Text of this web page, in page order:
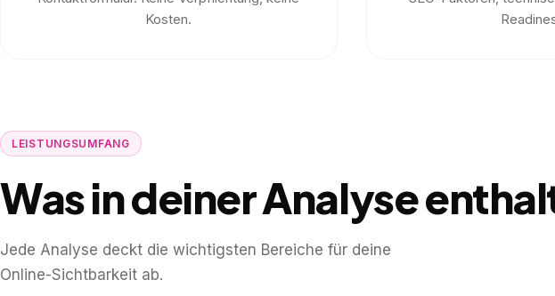
Kosten.
LEISTUNGSUMFANG
Was in deiner Analyse
Jede Analyse deckt die wichtigsten Bereiche für deine
Online-Sichtbarkeit ab.